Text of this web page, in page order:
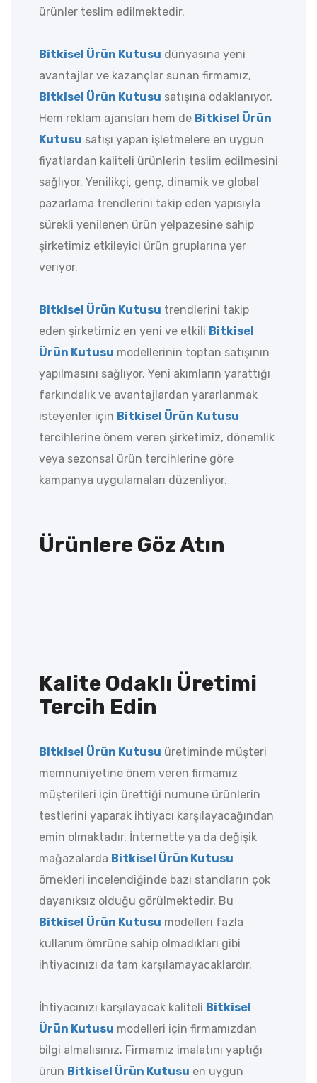
ürünler teslim edilmektedir.
Bitkisel Ürün Kutusu dünyasına yeni
avantajlar ve kazançlar sunan firmamız,
Bitkisel Ürün Kutusu satışına odaklanıyor.
Hem reklam ajansları hem de Bitkisel Ürün
Kutusu satışı yapan işletmelere en uygun
fiyatlardan kaliteli ürünlerin teslim edilmesini
sağlıyor. Yenilikçi, genç, dinamik ve global
pazarlama trendlerini takip eden yapısıyla
sürekli yenilenen ürün yelpazesine sahip
şirketimiz etkileyici ürün gruplarına yer
veriyor.
Bitkisel Ürün Kutusu trendlerini takip
eden şirketimiz en yeni ve etkili Bitkisel
Ürün Kutusu modellerinin toptan satışının
yapılmasını sağlıyor. Yeni akımların yarattığı
farkındalık ve avantajlardan yararlanmak
isteyenler için Bitkisel Ürün Kutusu
tercihlerine önem veren şirketimiz, dönemlik
veya sezonsal ürün tercihlerine göre
kampanya uygulamaları düzenliyor.
Ürünlere Göz Atın
Kalite Odaklı Üretimi
Tercih Edin
Bitkisel Ürün Kutusu üretiminde müşteri
memnuniyetine önem veren firmamız
müşterileri için ürettiği numune ürünlerin
testlerini yaparak ihtiyacı karşılayacağından
emin olmaktadır. İnternette ya da değişik
mağazalarda Bitkisel Ürün Kutusu
örnekleri incelendiğinde bazı standların çok
dayanıksız olduğu görülmektedir. Bu
Bitkisel Ürün Kutusu modelleri fazla
kullanım ömrüne sahip olmadıkları gibi
ihtiyacınızı da tam karşılamayacaklardır.
İhtiyacınızı karşılayacak kaliteli Bitkisel
Ürün Kutusu modelleri için firmamızdan
bilgi almalısınız. Firmamız imalatını yaptığı
ürün Bitkisel Ürün Kutusu en uygun